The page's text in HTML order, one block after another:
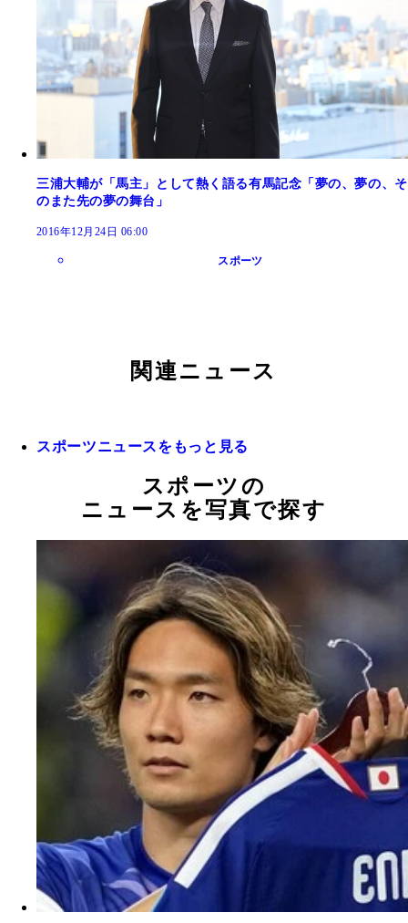
三浦大輔が「馬主」として熱く語る有馬記念「夢の、夢の、そ
のまた先の夢の舞台」
2016年12月24日 06:00
スポーツ
関連ニュース
スポーツニュースをもっと見る
スポーツの
ニュースを写真で探す